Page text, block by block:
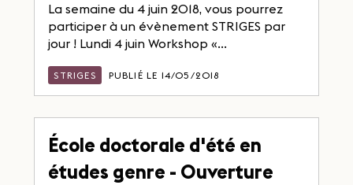
La semaine du 4 juin 2018, vous pourrez
participer à un évènement STRIGES par
jour ! Lundi 4 juin Workshop «...
STRIGES PUBLIÉ LE 14/05/2018
École doctorale d'été en
études genre - Ouverture